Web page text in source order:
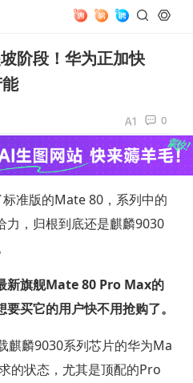
阶段！华为正加快
0
准版的Mate 80，系列中的
力，归根到底还是麒麟9030
新旗舰Mate 80 Pro Max的
买它的用户快不用抢购了。
麒麟9030系列芯片的华为Ma
的状态，尤其是顶配的Pro